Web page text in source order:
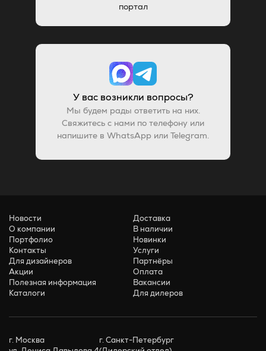
портал
У вас возникли вопросы?
Мы будем рады ответить на них.
Свяжитесь с нами по телефону или
напишите в WhatsApp или Telegram.
Новости
О компании
Портфолио
Контакты
Для дизайнеров
Акции
Полезная информация
Каталоги
Доставка
В наличии
Новинки
Услуги
Партнёры
Оплата
Вакансии
Для дилеров
г. Москва
г. Санкт-Петербург